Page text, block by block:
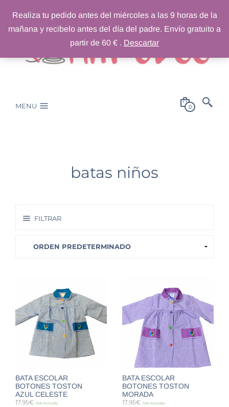
MENU 0
batas niños
FILTRAR
BATA ESCOLAR
BOTONES TOSTON
AZUL CELESTE
17.95€ IVA incluido
BATA ESCOLAR
BOTONES TOSTON
MORADA
17.95€ IVA incluido
Realiza tu pedido antes del miércoles a las 9 horas de la
mañana y recibelo antes del día del padre. Envío gratuito a
partir de 60 € . Descartar